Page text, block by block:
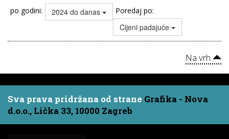
po godini: 2024 do danas Poredaj po:
Cijeni padajuće
Na vrh
Sva prava pridržana od strane Grafika - Nova
d.o.o., Lička 33, 10000 Zagreb